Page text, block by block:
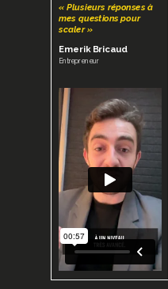
« Plusieurs réponses à
mes questions pour
scaler »
Emerik Bricaud
Entrepreneur